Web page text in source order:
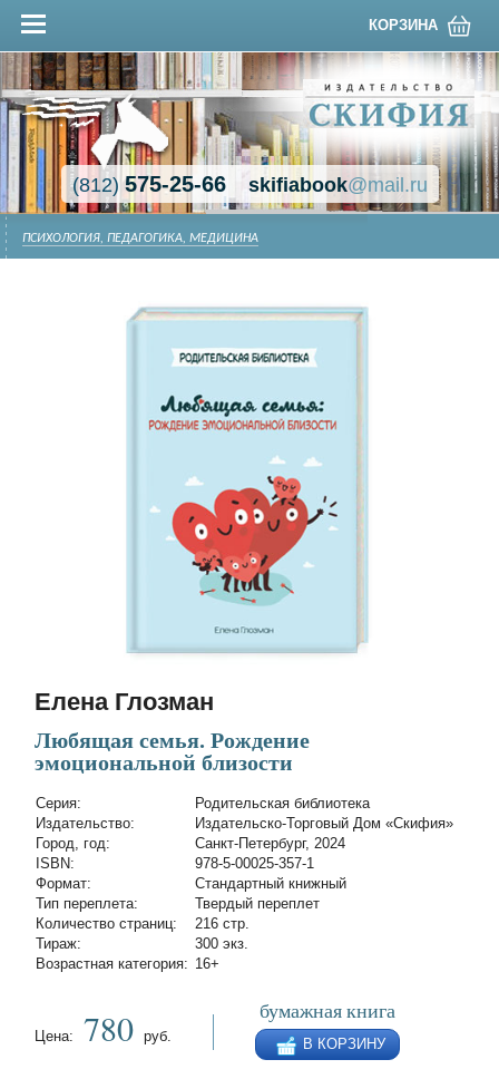
КОРЗИНА
(812)575-25-66 skifiabook@mail.ru
ПСИХОЛОГИЯ, ПЕДАГОГИКА, МЕДИЦИНА
Елена Глозман
Любящая семья. Рождение
эмоциональной близости
Cерия:
Родительская библиотека
Издательство:
Издательско-Торговый Дом «Скифия»
Город, год:
Санкт-Петербург, 2024
ISBN:
978-5-00025-357-1
Формат:
Стандартный книжный
Тип переплета:
Твердый переплет
Количество страниц:
216 стр.
Тираж:
300 экз.
Возрастная категория: 16+
Цена: 780 руб.
бумажная книга
В КОРЗИНУ